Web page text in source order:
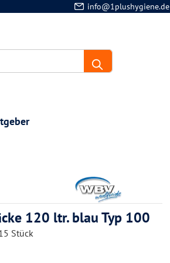
info@1plushygiene.de
120 ltr. blau Typ 100
Stück